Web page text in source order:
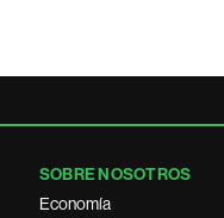
SOBRE NOSOTROS
Economía